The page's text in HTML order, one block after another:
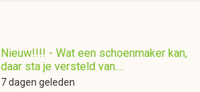
Nieuw!!!! - Wat een schoenmaker kan,
daar sta je versteld van....
7 dagen geleden